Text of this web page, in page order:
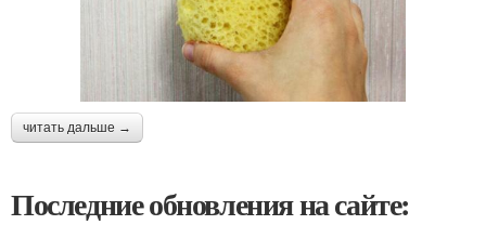
читать дальше →
Последние обновления на сайте: